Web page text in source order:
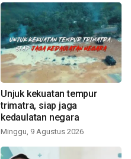
Unjuk kekuatan tempur
trimatra, siap jaga
kedaulatan negara
Minggu, 9 Agustus 2026